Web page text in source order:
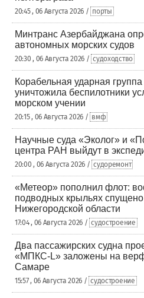
20:45 , 06 Августа 2026 / порты
Минтранс Азербайджана
автономных морских судов
20:30 , 06 Августа 2026 / судоходство
Корабельная ударная
уничтожила беспилотники
морском учении
20:15 , 06 Августа 2026 / вмф
Научные суда «Эколог» и
центра РАН выйдут в
20:00 , 06 Августа 2026 / судоремонт
«Метеор» пополнил флот:
подводных крыльях
Нижегородской области
17:04 , 06 Августа 2026 / судостроение
Два пассажирских судна
«МПКС-L» заложены на
Самаре
15:57 , 06 Августа 2026 / судостроение